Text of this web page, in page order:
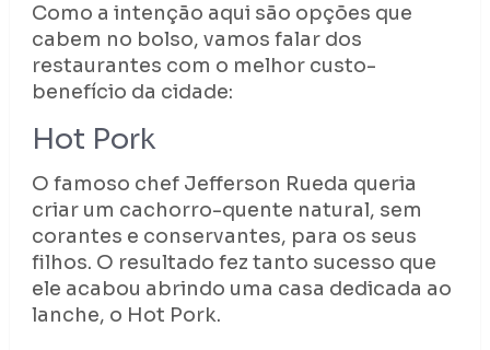
Como a intenção aqui são opções que
cabem no bolso, vamos falar dos
restaurantes com o melhor custo-
benefício da cidade:
Hot Pork
O famoso chef Jefferson Rueda queria
criar um cachorro-quente natural, sem
corantes e conservantes, para os seus
filhos. O resultado fez tanto sucesso que
ele acabou abrindo uma casa dedicada ao
lanche, o Hot Pork.